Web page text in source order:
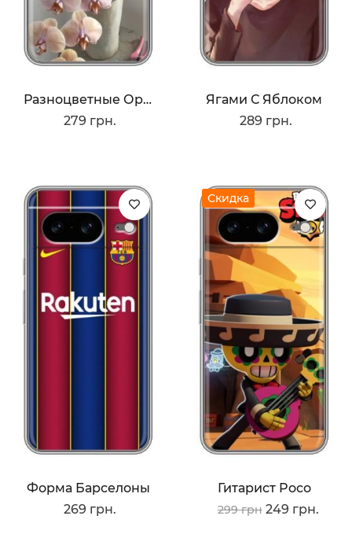
Разноцветные Орхидеи
279 грн.
Ягами С Яблоком
289 грн.
Форма Барселоны
269 грн.
Скидка
Гитарист Poco
299 грн 249 грн.